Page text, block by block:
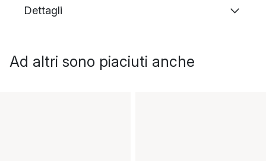
Dettagli
Ad altri sono piaciuti anche